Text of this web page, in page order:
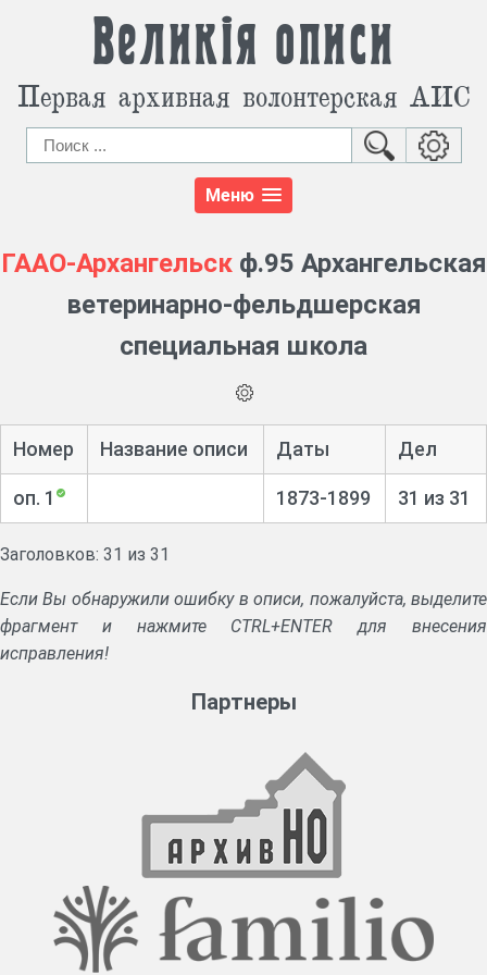
Великія описи
Первая архивная волонтерская АИС
Меню
ГААО-Архангельскф.95 Архангельская
ветеринарно-фельдшерская
специальная школа
Номер Название описи Даты Дел
оп. 1 1873-1899 31 из 31
Заголовков: 31 из 31
Если Вы обнаружили ошибку в описи, пожалуйста, выделите
фрагмент и нажмите CTRL+ENTER для внесения
исправления!
Партнеры